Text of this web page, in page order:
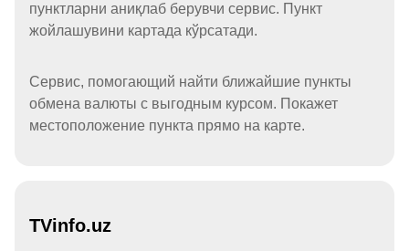
пунктларни аниқлаб берувчи сервис. Пункт
жойлашувини картада кўрсатади.
Сервис, помогающий найти ближайшие пункты
обмена валюты с выгодным курсом. Покажет
местоположение пункта прямо на карте.
TVinfo.uz